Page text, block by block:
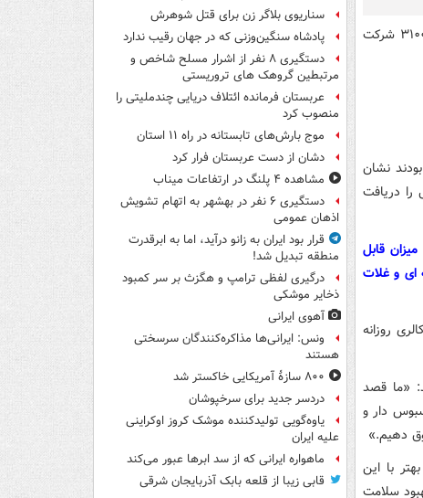
به نقل از مدیسن نت، محققان در این مطالعه، داده‌های حدود ۳۱۰۰۰ شرکت
خورده بودند نشان
را دریافت
قابل
ای و غلات
از مقدار توصیه شده کمتر از ۱۰ درصد کالری روزانه
«ما قصد
دار و
دهیم.»
با این
سلامت
سناریوی بلاگر زن برای قتل شوهرش
پادشاه سنگین‌وزنی که در جهان رقیب ندارد
دستگیری ۸ نفر از اشرار مسلح شاخص و
مرتبطین گروهک های تروریستی
عربستان فرمانده ائتلاف دریایی چندملیتی را
منصوب کرد
موج بارش‌های تابستانه در راه ۱۱ استان
دشان از دست عربستان فرار کرد
مشاهده ۴ پلنگ در ارتفاعات میناب
دستگیری ۶ نفر در بهشهر به اتهام تشویش
اذهان عمومی
قرار بود ایران به زانو درآید، اما به ابرقدرت
منطقه تبدیل شد!
درگیری لفظی ترامپ و هگزث بر سر کمبود
ذخایر موشکی
آهوی ایرانی
ونس: ایرانی‌ها مذاکره‌کنندگان سرسختی
هستند
۸۰۰ سازۀ آمریکایی خاکستر شد
دردسر جدید برای سرخپوشان
یاوه‌گویی تولیدکننده موشک کروز اوکراینی
علیه ایران
ماهواره ایرانی که از سد ابرها عبور می‌کند
قابی زیبا از قلعه بابک آذربایجان شرقی